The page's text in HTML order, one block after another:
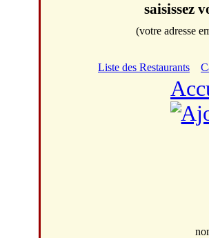
saisissez
(votre adresse
Liste des Restaurants